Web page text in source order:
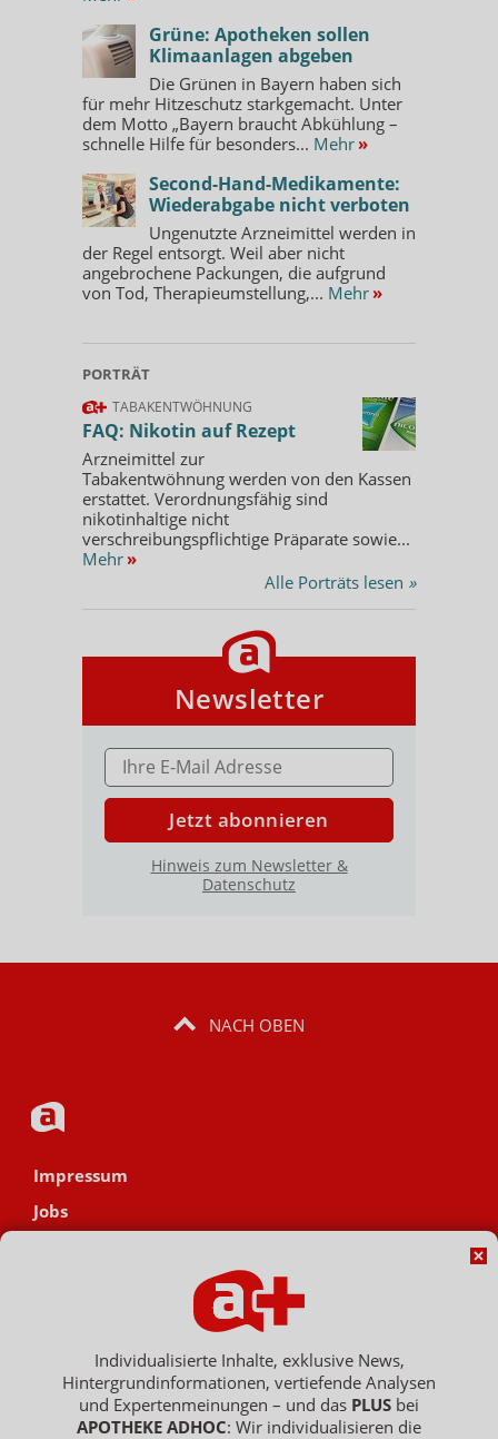
Grüne: Apotheken sollen
Klimaanlagen abgeben
Die Grünen in Bayern haben sich
für mehr Hitzeschutz starkgemacht. Unter
dem Motto „Bayern braucht Abkühlung –
schnelle Hilfe für besonders... Mehr »
Second-Hand-Medikamente:
Wiederabgabe nicht verboten
Ungenutzte Arzneimittel werden in
der Regel entsorgt. Weil aber nicht
angebrochene Packungen, die aufgrund
von Tod, Therapieumstellung,... Mehr »
PORTRÄT
TABAKENTWÖHNUNG
FAQ: Nikotin auf Rezept
Arzneimittel zur
Tabakentwöhnung werden von den Kassen
erstattet. Verordnungsfähig sind
nikotinhaltige nicht
verschreibungspflichtige Präparate sowie...
Mehr »
Alle Porträts lesen »
Newsletter
E-MAIL ADRESSE
Jetzt abonnieren
Hinweis zum Newsletter &
Datenschutz
NACH OBEN
Impressum
Jobs
Hinweisgebersystem
Vertrag widerrufen
Individualisierte Inhalte, exklusive News,
Hintergrundinformationen, vertiefende Analysen
und Expertenmeinungen – und das PLUS bei
APOTHEKE ADHOC: Wir individualisieren die